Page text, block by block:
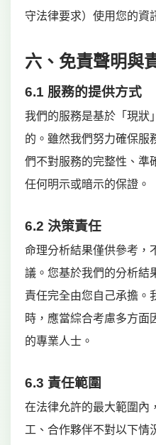
守法律要求）使用您的資
六、免責聲明與
6.1 服務的提供方式
我們的服務是基於「現狀
的。雖然我們努力確保服
們不對服務的完整性、準
任何明示或暗示的保證。
6.2 決策責任
命理分析結果僅供參考，
議。您基於我們的分析結
責任完全由您自己承擔。
時，應當綜合考慮多方面
的專業人士。
6.3 責任範圍
在法律允許的最大範圍內
工、合作夥伴不對以下情